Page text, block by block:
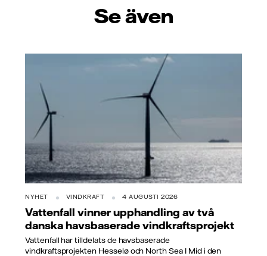
Se även
NYHET VINDKRAFT 4 AUGUSTI 2026
Vattenfall vinner upphandling av två
danska havsbaserade vindkraftsprojekt
Vattenfall har tilldelats de havsbaserade
vindkraftsprojekten Hesselø och North Sea I Mid i den